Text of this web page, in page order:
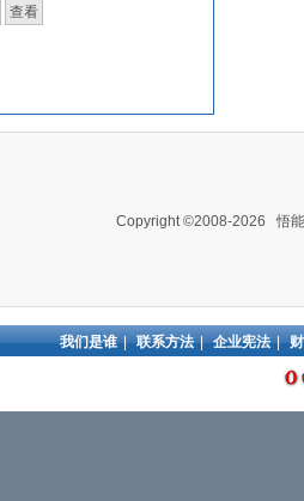
Copyright ©2008-2026 悟
我们是谁 | 联系方法 | 企业宪法 |